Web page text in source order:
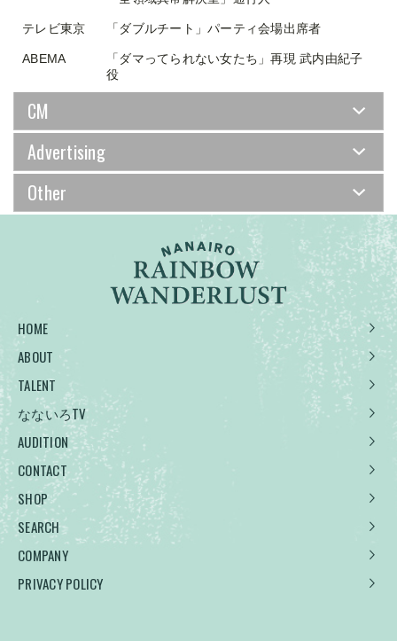
テレビ東京 「ダブルチート」パーティ会場出席者
ABEMA
「ダマってられない女たち」再現 武内由紀子
役
CM
Advertising
Other
HOME
ABOUT
TALENT
なないろTV
AUDITION
CONTACT
SHOP
SEARCH
COMPANY
PRIVACY POLICY